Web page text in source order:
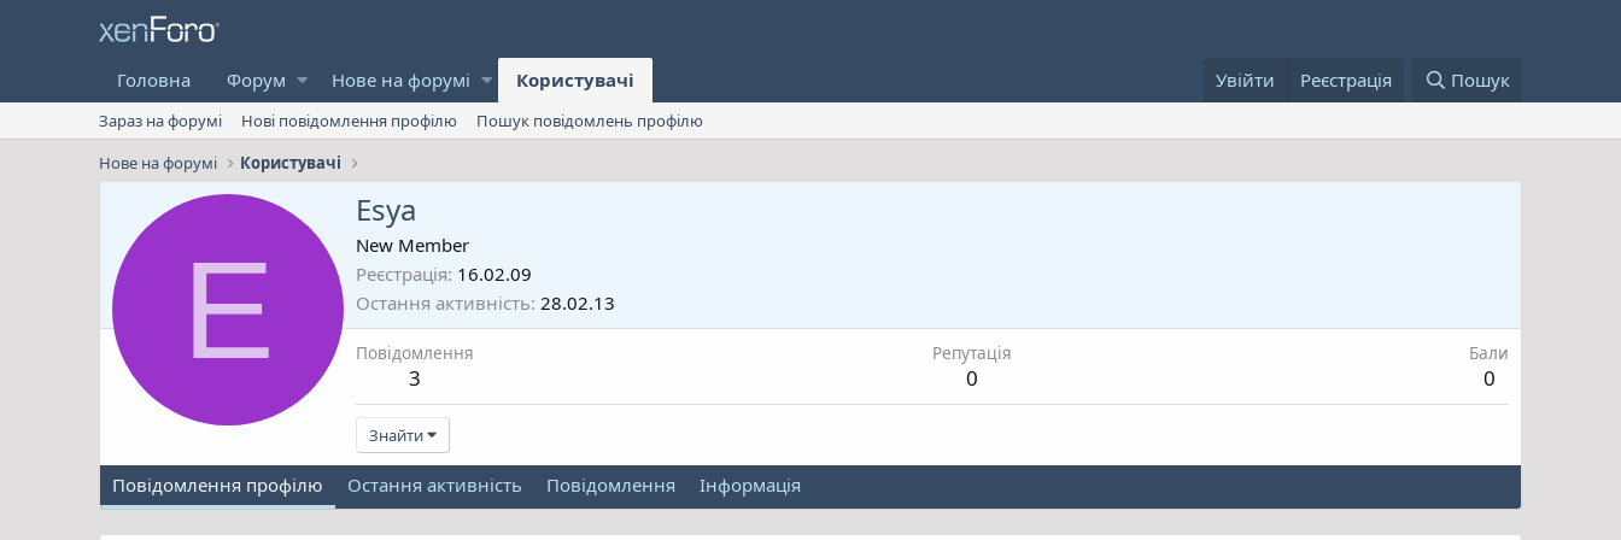
Головна Форум Нове на форумі Користувачі Увійти Реєстрація Пошук
Зараз на форумі Нові повідомлення профілю
Пошук повідомлень профілю
Нове на форумі
Користувачі
E
Esya
New Member
Реєстрація 16.02.09
Остання активність 28.02.13
Повідомлення
3
Репутація
0
Бали
0
Знайти
Повідомлення профілю Остання активність Повідомлення Інформація